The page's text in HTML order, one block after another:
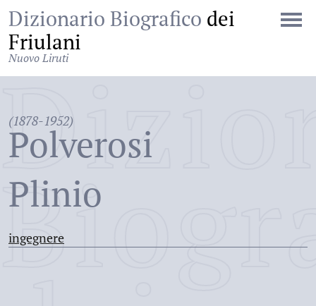
Dizionario Biografico dei
Friulani
Nuovo Liruti
(1878-1952)
Polverosi
Plinio
ingegnere